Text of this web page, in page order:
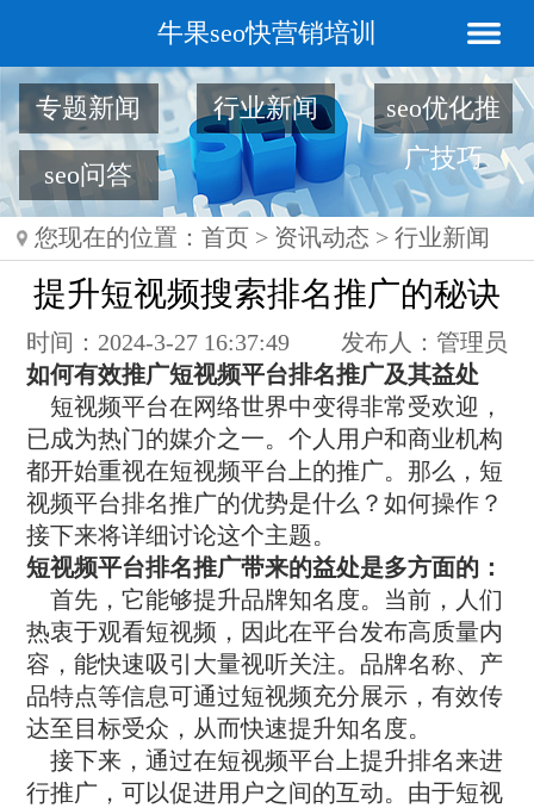
牛果seo快营销培训
专题新闻 行业新闻
seo优化推
广技巧
seo问答
您现在的位置： 首页 > 资讯动态 > 行业新闻
提升短视频搜索排名推广的秘诀
时间：2024-3-27 16:37:49
发布人：管理员
如何有效推广短视频平台排名推广及其益处
短视频平台在网络世界中变得非常受欢迎，
已成为热门的媒介之一。个人用户和商业机构
都开始重视在短视频平台上的推广。那么，短
视频平台排名推广的优势是什么？如何操作？
接下来将详细讨论这个主题。
短视频平台排名推广带来的益处是多方面的：
首先，它能够提升品牌知名度。当前，人们
热衷于观看短视频，因此在平台发布高质量内
容，能快速吸引大量视听关注。品牌名称、产
品特点等信息可通过短视频充分展示，有效传
达至目标受众，从而快速提升知名度。
接下来，通过在短视频平台上提升排名来进
行推广，可以促进用户之间的互动。由于短视